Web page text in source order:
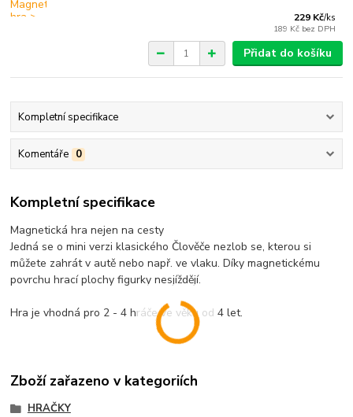
229 Kč/ks
189 Kč bez DPH
Přidat do košíku
Kompletní specifikace
Komentáře 0
Kompletní specifikace
Magnetická hra nejen na cesty
Jedná se o mini verzi klasického Člověče nezlob se, kterou si
můžete zahrát v autě nebo např. ve vlaku. Díky magnetickému
povrchu hrací plochy figurky nesjíždějí.
Hra je vhodná pro 2 - 4 hráče ve věku od 4 let.
Zboží zařazeno v kategoriích
HRAČKY